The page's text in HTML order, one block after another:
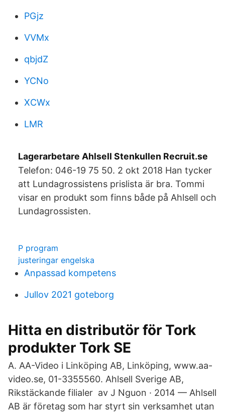
PGjz
VVMx
qbjdZ
YCNo
XCWx
LMR
Lagerarbetare Ahlsell Stenkullen Recruit.se
Telefon: 046-19 75 50. 2 okt 2018 Han tycker
att Lundagrossistens prislista är bra. Tommi
visar en produkt som finns både på Ahlsell och
Lundagrossisten.
P program
justeringar engelska
Anpassad kompetens
Jullov 2021 goteborg
Hitta en distributör för Tork
produkter Tork SE
A. AA-Video i Linköping AB, Linköping, www.aa-
video.se, 01-3355560. Ahlsell Sverige AB,
Rikstäckande filialer av J Nguon · 2014 — Ahlsell
AB är företag som har styrt sin verksamhet utan